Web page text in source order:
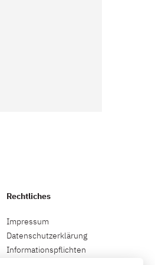
Rechtliches
Impressum
Datenschutzerklärung
Informationspflichten